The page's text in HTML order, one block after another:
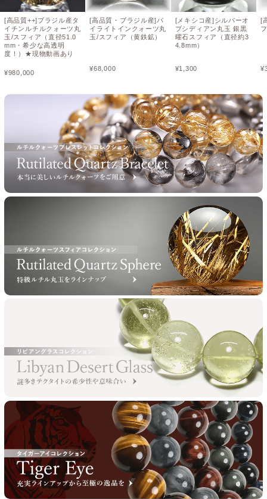
[高品質++]ブラジル産タ
イチンルチルクォーツ丸
玉/スフィア（直径51.0
mm・希少な高透明
度！）★現物動画あり
¥980,000
[高品質・ブラジル産]パ
イライトインクォーツ丸
玉/スフィア（黄鉄鉱）
¥68,000
[メキシコ産]シルバーオ
ブシディアン丸玉 銀黒
曜石スフィア（直径約3
4.8mm）
¥1,300
[
¥